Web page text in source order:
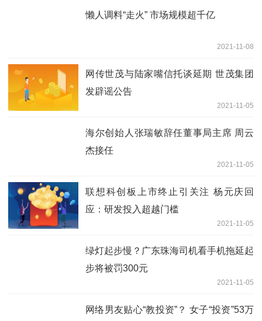
懒人调料“走火” 市场规模超千亿
2021-11-08
网传世茂与陆家嘴信托谈延期 世茂集团
发辟谣公告
2021-11-05
海尔创始人张瑞敏辞任董事局主席 周云
杰接任
2021-11-05
联想科创板上市终止引关注 杨元庆回
应：研发投入超越门槛
2021-11-05
绿灯起步慢？广东珠海司机看手机拖延起
步将被罚300元
2021-11-05
网络男友贴心“教投资”？ 女子“投资”53万